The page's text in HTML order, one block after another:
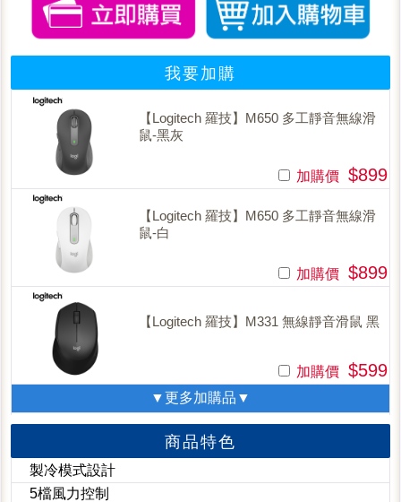
我要加購
【Logitech 羅技】M650 多工靜音無線滑
鼠-黑灰
加購價 $899
【Logitech 羅技】M650 多工靜音無線滑
鼠-白
加購價 $899
【Logitech 羅技】M331 無線靜音滑鼠 黑
加購價 $599
▼更多加購品▼
商品特色
製冷模式設計
5檔風力控制